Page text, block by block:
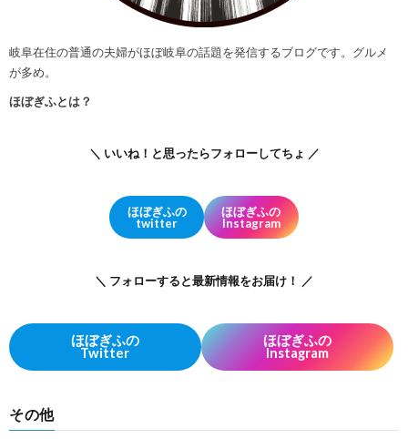
岐阜在住の普通の夫婦がほぼ岐阜の話題を発信するブログです。グルメ
が多め。
ほぼぎふとは？
＼ いいね！と思ったらフォローしてちょ ／
ほぼぎふの
twitter
ほぼぎふの
Instagram
＼ フォローすると最新情報をお届け！ ／
ほぼぎふの
Twitter
ほぼぎふの
Instagram
その他